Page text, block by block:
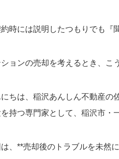
約時には説明したつもりでも『
ョンの売却を考えるとき、こ
にちは、稲沢あんしん不動産の
持つ専門家として、稲沢市・
、**売却後のトラブルを未然